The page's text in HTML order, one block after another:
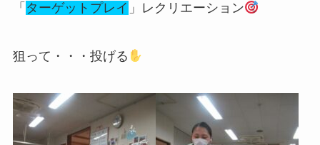
「 ターゲットプレイ 」レクリエーション
狙って・・・投げる